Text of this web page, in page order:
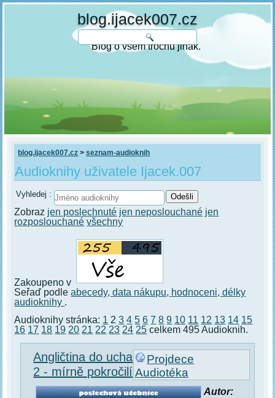
blog.ijacek007.cz
Blog o všem trochu jinak.
blog.ijacek007.cz >seznam-audioknih
Audioknihy uživatele Ijacek.007
Vyhledej :
Zobraz jen poslechnuté jen neposlouchané jen
rozposlouchané všechny
Zakoupeno v
Seřaď podleabecedy,data nákupu, hodnoceni,délky
audioknihy .
Audioknihy stránka: 1 23 4 5 6 7 8 9 10 11 12 13 14 15
16 17 18 19 20 21 22 23 24 25 celkem 495 Audioknih.
Projdece
Audiotéka
Angličtina do ucha
2 - mírně pokročilí
Autor: